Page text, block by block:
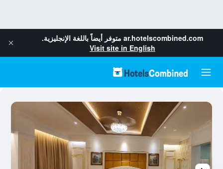
ar.hotelscombined.com متوفر أيضاً باللغة الإنجليزية.
Visit site in English